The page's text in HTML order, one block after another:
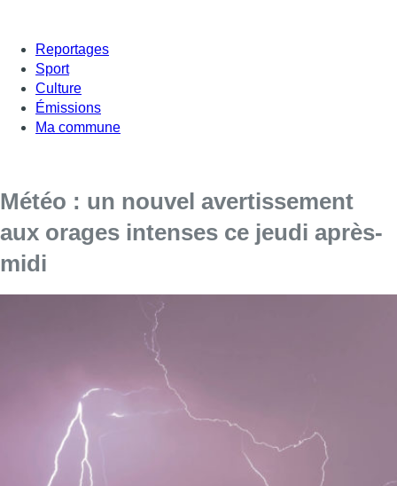
Reportages
Sport
Culture
Émissions
Ma commune
Météo : un nouvel avertissement
aux orages intenses ce jeudi après-
midi